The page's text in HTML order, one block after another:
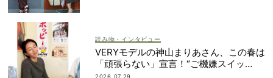
読み物・インタビュー
VERYモデルの神山まりあさん、この春は
「頑張らない」宣言！“ご機嫌スイッ
チ”の入れ方って？